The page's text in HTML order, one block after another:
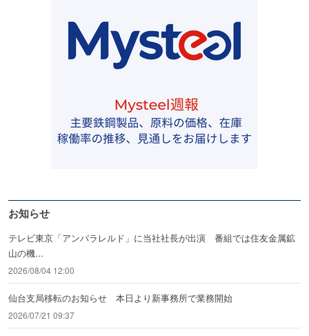
お知らせ
テレビ東京「アンパラレルド」に当社社長が出演 番組では住友金属鉱
山の機...
2026/08/04 12:00
仙台支局移転のお知らせ 本日より新事務所で業務開始
2026/07/21 09:37